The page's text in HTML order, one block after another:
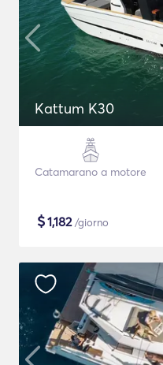
Kattum K30
Catamarano a motore
$1,182/giorno